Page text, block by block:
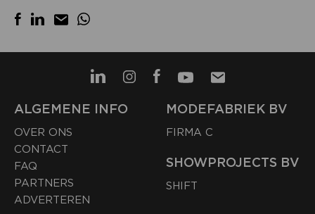
ALGEMENE INFO
OVER ONS
CONTACT
FAQ
PARTNERS
ADVERTEREN
MODEFABRIEK BV
FIRMA C
SHOWPROJECTS BV
SHIFT